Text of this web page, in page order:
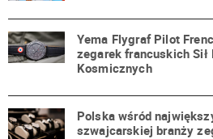
Yema Flygraf Pilot
zegarek francuskich
Kosmicznych
Polska wśród
szwajcarskiej branży